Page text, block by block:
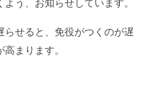
う、お知らせしています。
せると、免役がつくのが遅
まります。